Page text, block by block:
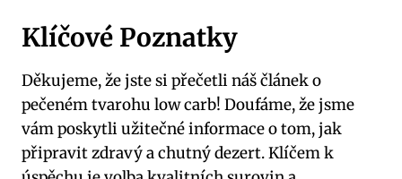
Klíčové Poznatky
Děkujeme, že jste​ si přečetli náš ​článek ​o
pečeném tvarohu low carb! Doufáme, že jsme
vám poskytli užitečné informace o tom, jak
připravit zdravý a chutný dezert. Klíčem k